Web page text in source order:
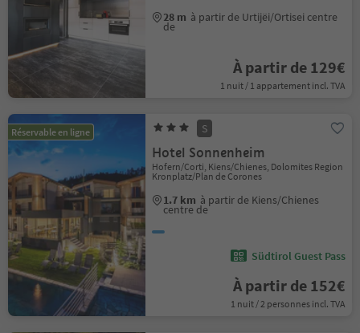
28 m à partir de Urtijëi/Ortisei centre
de
À partir de 129€
1 nuit / 1 appartement incl. TVA
Réservable en ligne S
Hotel Sonnenheim
Hofern/Corti, Kiens/Chienes, Dolomites Region
Kronplatz/Plan de Corones
1.7 km à partir de Kiens/Chienes
centre de
Südtirol Guest Pass
À partir de 152€
1 nuit / 2 personnes incl. TVA